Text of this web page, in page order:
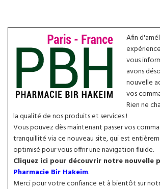
Afin
vous
avons
nouvelle
vos
Rien ne
la qualité de nos produits et services !
Vous pouvez dès maintenant passer vos
tranquillité via ce nouveau site, qui est
optimisé pour vous offrir une navigation fluide.
Cliquez ici pour découvrir notre nouvelle
Pharmacie Bir Hakeim.
Merci pour votre confiance et à bientôt sur